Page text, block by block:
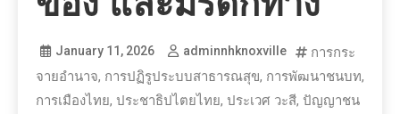
January 11, 2026 adminnhknoxville
การกระ
จายอำนาจ, การปฏิรูประบบสาธารณสุข, การพัฒนาชนบท,
การเมืองไทย, ประชาธิปไตยไทย, ประเวศ วะสี, ปัญญาชน